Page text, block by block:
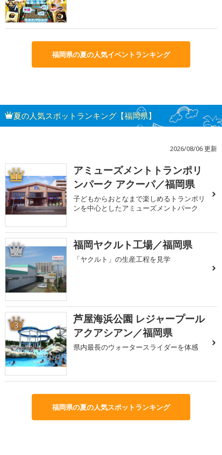
福岡県の夏の人気イベントランキング
夏の人気スポットランキング【福岡県】
2026/08/06 更新
1
アミューズメントトランポリ
ンパーク アクーパ／福岡県
子どもからおとなまで楽しめるトランポリ
ンを中心としたアミューズメントパーク
2 福岡ヤクルト工場／福岡県
「ヤクルト」の生産工程を見学
3
芦屋海浜公園 レジャープール
アクアシアン／福岡県
県内最長のウォータースライダーを体感
福岡県の夏の人気スポットランキング